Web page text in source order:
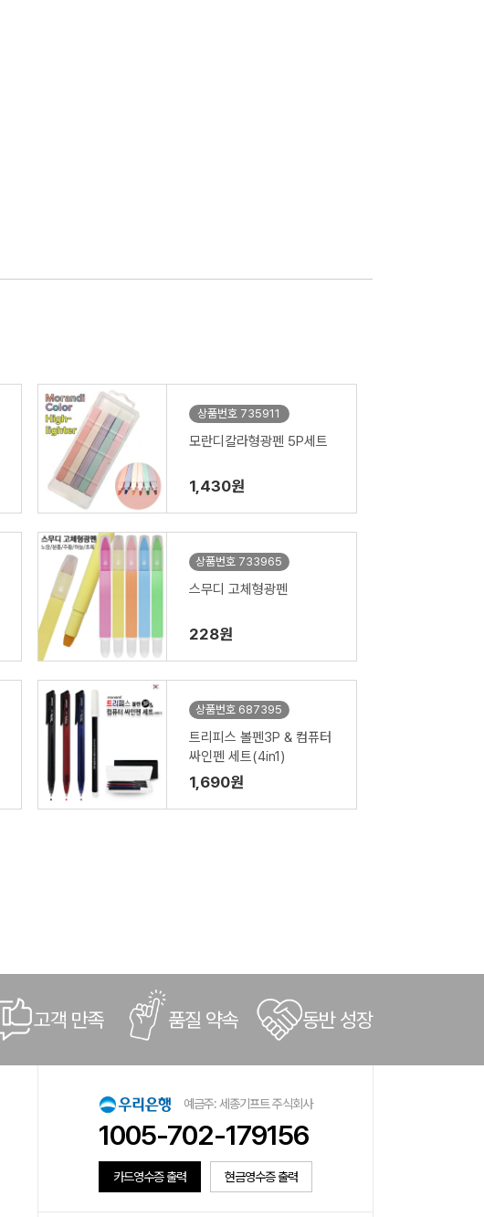
상품번호 735911
모란디칼라형광펜 5P세트
1,430원
상품번호 733965
스무디 고체형광펜
228원
상품번호 687395
트리피스 볼펜3P & 컴퓨터
싸인펜 세트(4in1)
1,690원
고객 만족 품질 약속 동반 성장
예금주: 세종기프트 주식회사
1005-702-179156
카드영수증 출력 현금영수증 출력